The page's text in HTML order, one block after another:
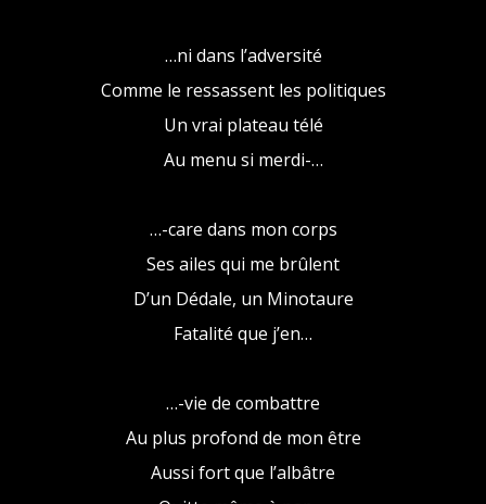
…ni dans l’adversité
Comme le ressassent les politiques
Un vrai plateau télé
Au menu si merdi-…
…-care dans mon corps
Ses ailes qui me brûlent
D’un Dédale, un Minotaure
Fatalité que j’en…
…-vie de combattre
Au plus profond de mon être
Aussi fort que l’albâtre